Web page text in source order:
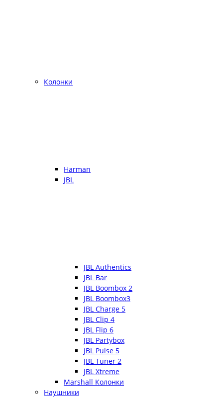
Колонки
Harman
JBL
JBL Authentics
JBL Bar
JBL Boombox 2
JBL Boombox3
JBL Charge 5
JBL Clip 4
JBL Flip 6
JBL Partybox
JBL Pulse 5
JBL Tuner 2
JBL Xtreme
Marshall Колонки
Наушники